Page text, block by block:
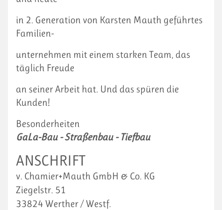
in 2. Generation von Karsten Mauth geführtes
Familien-
unternehmen mit einem starken Team, das
täglich Freude
an seiner Arbeit hat. Und das spüren die
Kunden!
Besonderheiten
GaLa-Bau - Straßenbau - Tiefbau
ANSCHRIFT
v. Chamier+Mauth GmbH & Co. KG
Ziegelstr. 51
33824 Werther / Westf.